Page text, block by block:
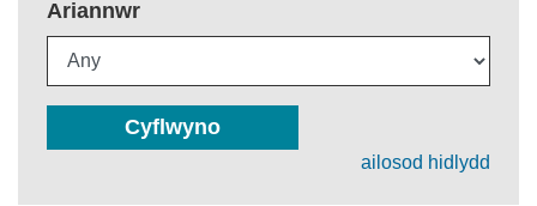
Ariannwr
Cyflwyno
ailosod hidlydd